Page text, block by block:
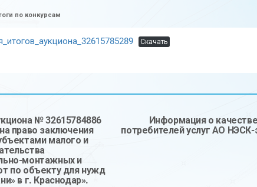
по конкурсам
Скачать
№ 32615784886
право заключения
малого и
монтажных и
по объекту для нужд
в г. Краснодар».
Информация о
потребителей услуг АО НЭСК-